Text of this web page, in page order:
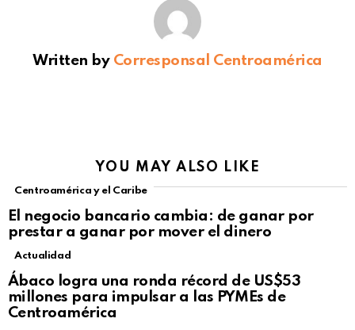
Written by Corresponsal Centroamérica
YOU MAY ALSO LIKE
Centroamérica y el Caribe
El negocio bancario cambia: de ganar por
prestar a ganar por mover el dinero
Not Safe For Work
Click to view this post
Actualidad
Ábaco logra una ronda récord de US$53
millones para impulsar a las PYMEs de
Centroamérica